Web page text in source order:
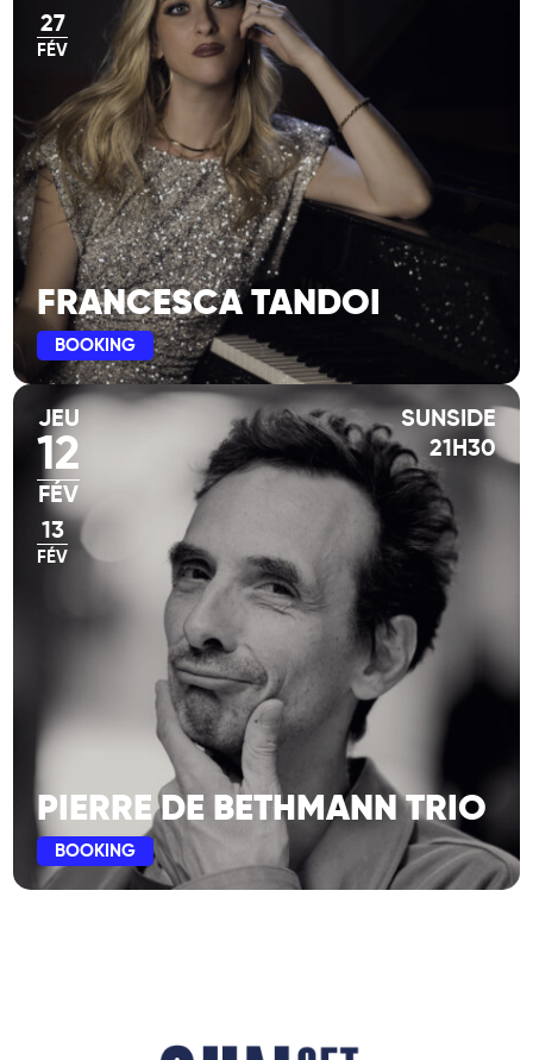
27
FÉV
FRANCESCA TANDOI
BOOKING
JEU
12
FÉV
13
FÉV
SUNSIDE
21H30
PIERRE DE BETHMANN TRIO
BOOKING